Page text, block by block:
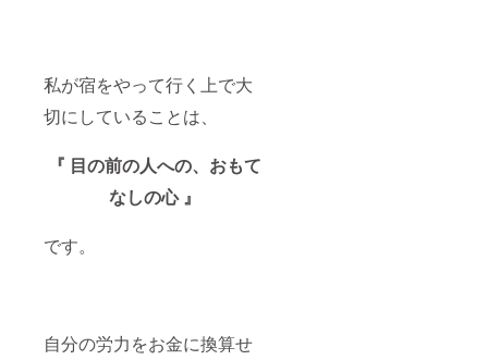
私が宿をやって行く上で大
切にしていることは、
『 目の前の人への、おもて
なしの心 』
です。
自分の労力をお金に換算せ